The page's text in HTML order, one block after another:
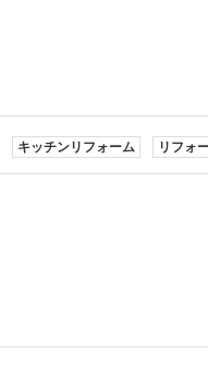
キッチンリフォーム リフォ